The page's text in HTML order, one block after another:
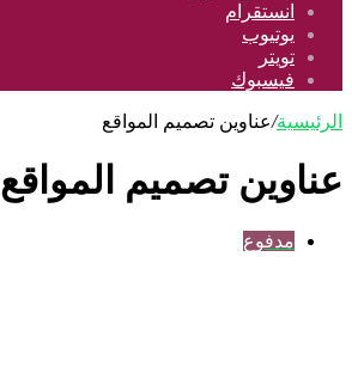
انستقرام
يوتيوب
تويتر
فيسبوك
الرئيسية/عناوين تصميم المواقع
عناوين تصميم المواقع
مدفوع